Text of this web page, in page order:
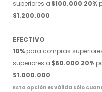
superiores a $100.000 20%
$1.200.000
EFECTIVO
10% para compras
superiores a $60.000 20%
$1.000.000
Esta opción es válida sólo